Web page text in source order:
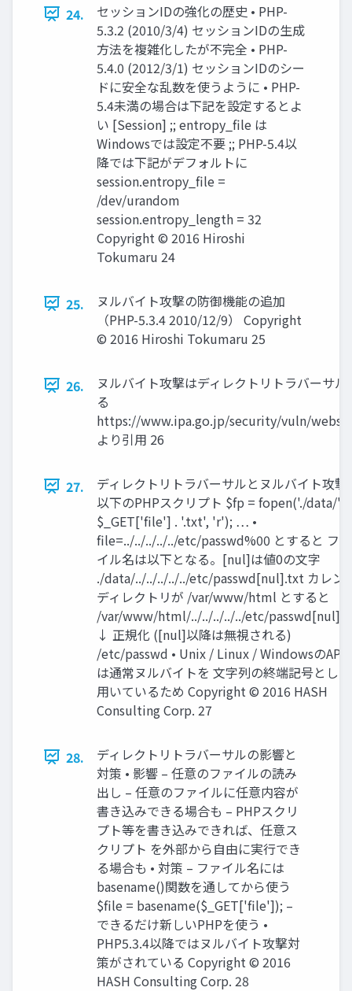
24.
セッションIDの強化の歴史 • PHP-
5.3.2 (2010/3/4) セッションIDの生成
方法を複雑化したが不完全 • PHP-
5.4.0 (2012/3/1) セッションIDのシー
ドに安全な乱数を使うように • PHP-
5.4未満の場合は下記を設定するとよ
い [Session] ;; entropy_file は
Windowsでは設定不要 ;; PHP-5.4以
降では下記がデフォルトに
session.entropy_file =
/dev/urandom
session.entropy_length = 32
Copyright © 2016 Hiroshi
Tokumaru 24
25.
ヌルバイト攻撃の防御機能の追加
（PHP-5.3.4 2010/12/9） Copyright
© 2016 Hiroshi Tokumaru 25
26.
ヌルバイト攻撃はディレクトリトラバーサ
る
https://www.ipa.go.jp/security/vuln/
より引用 26
27.
ディレクトリトラバーサルとヌルバイト攻撃
以下のPHPスクリプト $fp = fopen('./data/' .
$_GET['file'] . '.txt', 'r'); … •
file=../../../../../etc/passwd%00 とすると ファ
イル名は以下となる。[nul]は値0の文字
./data/../../../../../etc/passwd[nul].txt カレン
ディレクトリが /var/www/html とすると
/var/www/html/../../../../../etc/
↓ 正規化 ([nul]以降は無視される)
/etc/passwd • Unix / Linux / WindowsのAPI
は通常ヌルバイトを 文字列の終端記号として
用いているため Copyright © 2016 HASH
Consulting Corp. 27
28.
ディレクトリトラバーサルの影響と
対策 • 影響 – 任意のファイルの読み
出し – 任意のファイルに任意内容が
書き込みできる場合も – PHPスクリ
プト等を書き込みできれば、任意ス
クリプト を外部から自由に実行でき
る場合も • 対策 – ファイル名には
basename()関数を通してから使う
$file = basename($_GET['file']); –
できるだけ新しいPHPを使う •
PHP5.3.4以降ではヌルバイト攻撃対
策がされている Copyright © 2016
HASH Consulting Corp. 28